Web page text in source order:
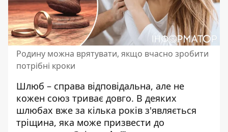
Родину можна врятувати, якщо вчасно зробити
потрібні кроки
Шлюб – справа відповідальна, але не
кожен союз триває довго. В деяких
шлюбах вже за кілька років з'являється
тріщина, яка може призвести до